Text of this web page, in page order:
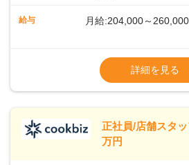
長として活躍を！接客業務になれたら
一切無用♪一つひとつをしっかり伝え
ないペースで覚えていきましょう！さ
給与 月給:204,000～
ます・東日本エリア：
※経験・スキルを考慮
※別途、残業代および
※試用期間なし
■店長職： ・西日本／
詳細を見る
正社員/店舗スタ
万円